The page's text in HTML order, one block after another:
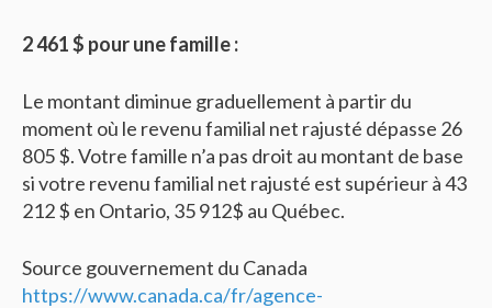
2 461 $ pour une famille :
Le montant diminue graduellement à partir du
moment où le revenu familial net rajusté dépasse 26
805 $. Votre famille n’a pas droit au montant de base
si votre revenu familial net rajusté est supérieur à 43
212 $ en Ontario, 35 912$ au Québec.
Source gouvernement du Canada
https://www.canada.ca/fr/agence-